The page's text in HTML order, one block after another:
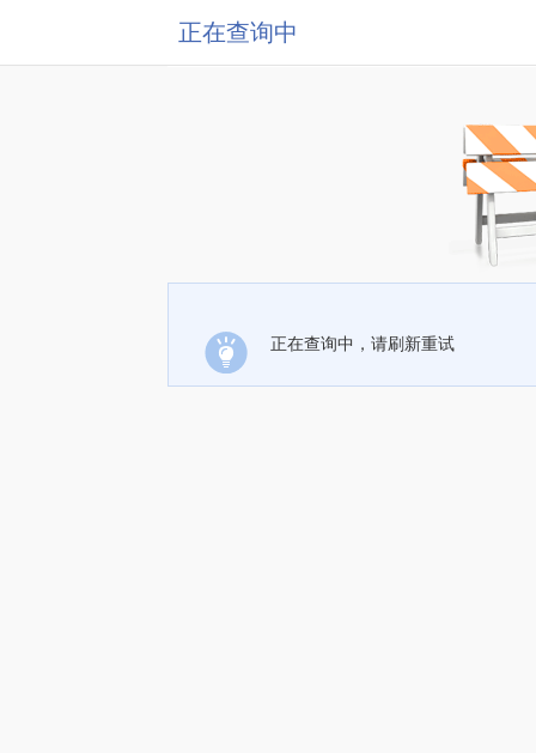
正在查询中
正在查询中，请刷新重试